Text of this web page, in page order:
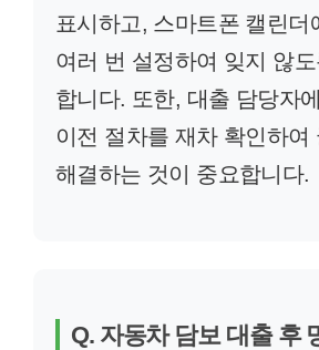
표시하고, 스마트폰 캘린더
여러 번 설정하여 잊지 않
합니다. 또한, 대출 담당자
이전 절차를 재차 확인하여
해결하는 것이 중요합니다.
Q. 자동차 담보 대출 후